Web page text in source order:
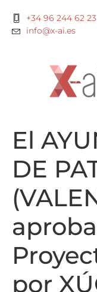
+34 96 244 62 23
info@x-ai.es
El
DE
por